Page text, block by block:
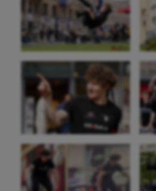
Baseball
Billard
Boules lyonnaises
Canoë-kayak
Cerf Volant
Cheerleading
Course à pied
Crossfit